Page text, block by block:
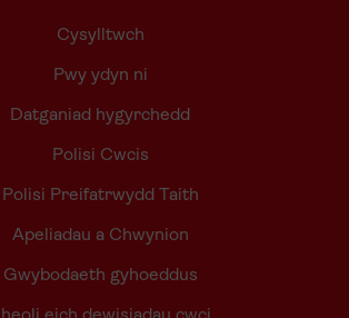
Cysylltwch
Pwy ydyn ni
Datganiad hygyrchedd
Polisi Cwcis
Polisi Preifatrwydd Taith
Apeliadau a Chwynion
Gwybodaeth gyhoeddus